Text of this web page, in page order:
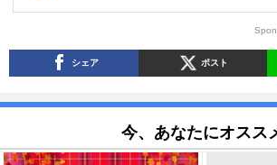
シェア ポスト
今、あなたにオスス